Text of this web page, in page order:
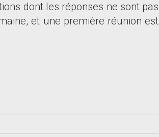
dont les réponses ne sont pas
et une première réunion est